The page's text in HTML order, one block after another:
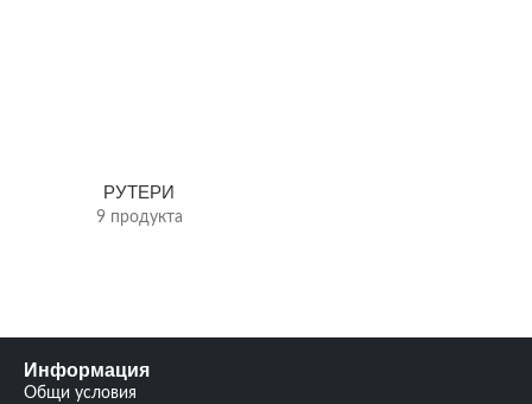
РУТЕРИ
9 продукта
Информация
Общи условия